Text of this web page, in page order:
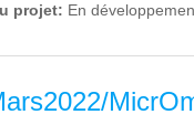
projet: En